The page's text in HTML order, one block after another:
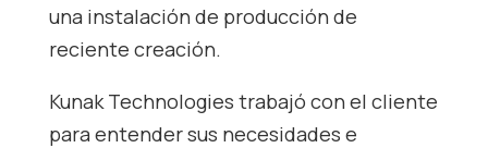
una instalación de producción de
reciente creación.
Kunak Technologies trabajó con el cliente
para entender sus necesidades e